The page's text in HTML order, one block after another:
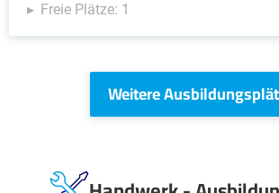
Freie Plätze: 1
Weitere